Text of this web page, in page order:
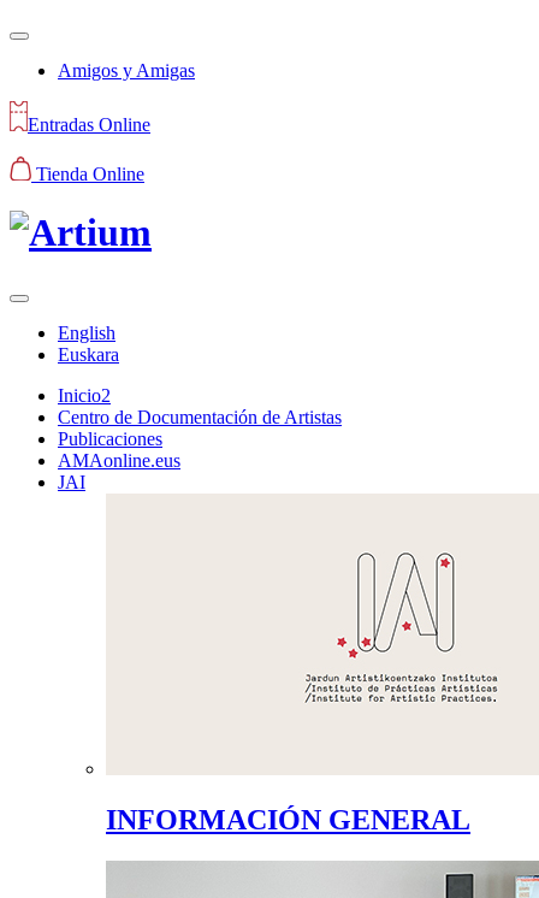
Amigos y Amigas
Entradas Online
Tienda Online
English
Euskara
Inicio2
Centro de Documentación de Artistas
Publicaciones
AMAonline.eus
JAI
INFORMACIÓN GENERAL